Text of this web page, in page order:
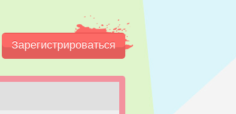
Зарегистрироваться